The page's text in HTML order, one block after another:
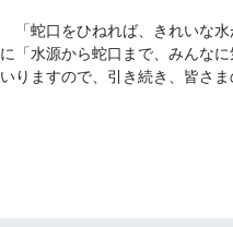
「蛇口をひねれば、きれいな
に「水源から蛇口まで、みんな
いりますので、引き続き、皆さ